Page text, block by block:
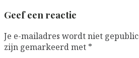
Geef een reactie
Je e-mailadres wordt niet
zijn gemarkeerd met *